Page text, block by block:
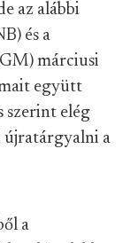
az alábbi
és a
márciusi
együtt
szerint elég
újratárgyalni a
a